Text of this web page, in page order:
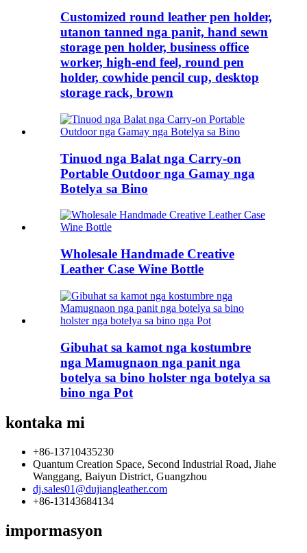
Customized round leather pen holder,
utanon tanned nga panit, hand sewn
storage pen holder, business office
worker, high-end feel, round pen
holder, cowhide pencil cup, desktop
storage rack, brown
Tinuod nga Balat nga Carry-on
Portable Outdoor nga Gamay nga
Botelya sa Bino
Wholesale Handmade Creative
Leather Case Wine Bottle
Gibuhat sa kamot nga kostumbre
nga Mamugnaon nga panit nga
botelya sa bino holster nga botelya sa
bino nga Pot
kontaka mi
+86-13710435230
Quantum Creation Space, Second Industrial Road, Jiahe
Wanggang, Baiyun District, Guangzhou
dj.sales01@dujiangleather.com
+86-13143684134
impormasyon